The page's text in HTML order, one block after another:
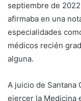
septiembre de
afirmaba en una
especialidades
médicos recién
alguna.
A juicio de Santana
ejercer la Medicina